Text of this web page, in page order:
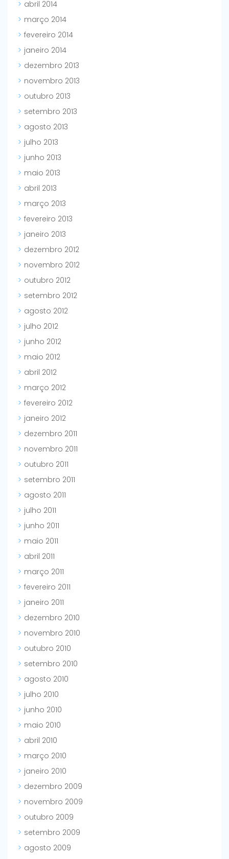
abril 2014
março 2014
fevereiro 2014
janeiro 2014
dezembro 2013
novembro 2013
outubro 2013
setembro 2013
agosto 2013
julho 2013
junho 2013
maio 2013
abril 2013
março 2013
fevereiro 2013
janeiro 2013
dezembro 2012
novembro 2012
outubro 2012
setembro 2012
agosto 2012
julho 2012
junho 2012
maio 2012
abril 2012
março 2012
fevereiro 2012
janeiro 2012
dezembro 2011
novembro 2011
outubro 2011
setembro 2011
agosto 2011
julho 2011
junho 2011
maio 2011
abril 2011
março 2011
fevereiro 2011
janeiro 2011
dezembro 2010
novembro 2010
outubro 2010
setembro 2010
agosto 2010
julho 2010
junho 2010
maio 2010
abril 2010
março 2010
janeiro 2010
dezembro 2009
novembro 2009
outubro 2009
setembro 2009
agosto 2009